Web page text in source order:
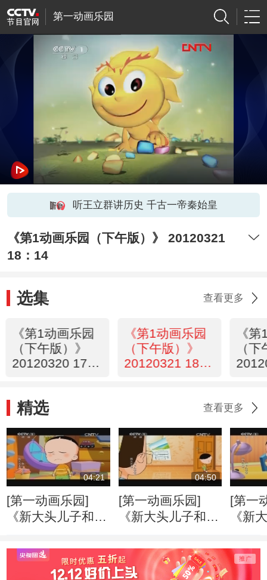
第一动画乐园
听王立群讲历史 千古一帝秦始皇
《第1动画乐园（下午版）》 20120321
18：14
选集 查看更多
《第1动画乐园
（下午版）》
20120320 17：
《第1动画乐园
（下午版）》
20120321 18：
《
（
精选 查看更多
04:21
[第一动画乐园]
《新大头儿子和小
季） 好朋友
04:50
[第一动画乐园]
《新大头儿子和小
季） 戴眼镜的大
头儿子
[第一
《新
季）
旧玩具